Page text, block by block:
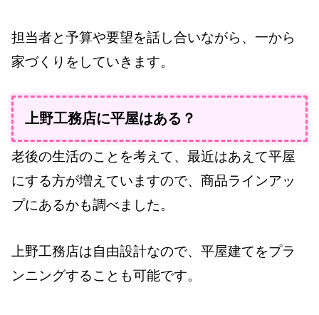
担当者と予算や要望を話し合いながら、一から
家づくりをしていきます。
上野工務店に平屋はある？
老後の生活のことを考えて、最近はあえて平屋
にする方が増えていますので、商品ラインアッ
プにあるかも調べました。
上野工務店は自由設計なので、平屋建てをプラ
ンニングすることも可能です。